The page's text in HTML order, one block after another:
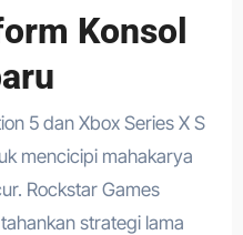
Konsol
5 dan Xbox Series X S
mencicipi mahakarya
Rockstar Games
strategi lama